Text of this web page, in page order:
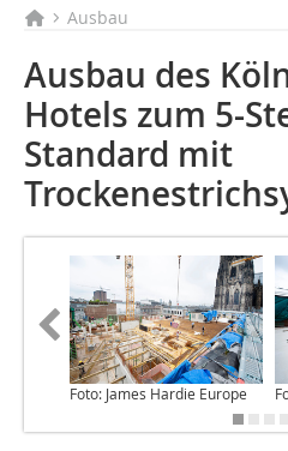
Ausbau
Ausbau des
Hotels zum 5-
Standard mit
Foto: James Hardie Europe